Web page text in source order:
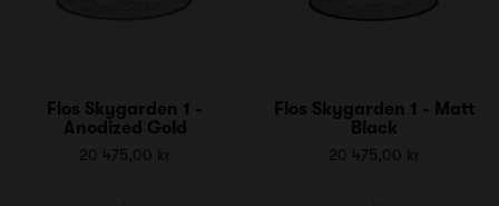
Flos Skygarden 1 -
Anodized Gold
20 475,00 kr
Flos Skygarden 1 - Matt
Black
20 475,00 kr